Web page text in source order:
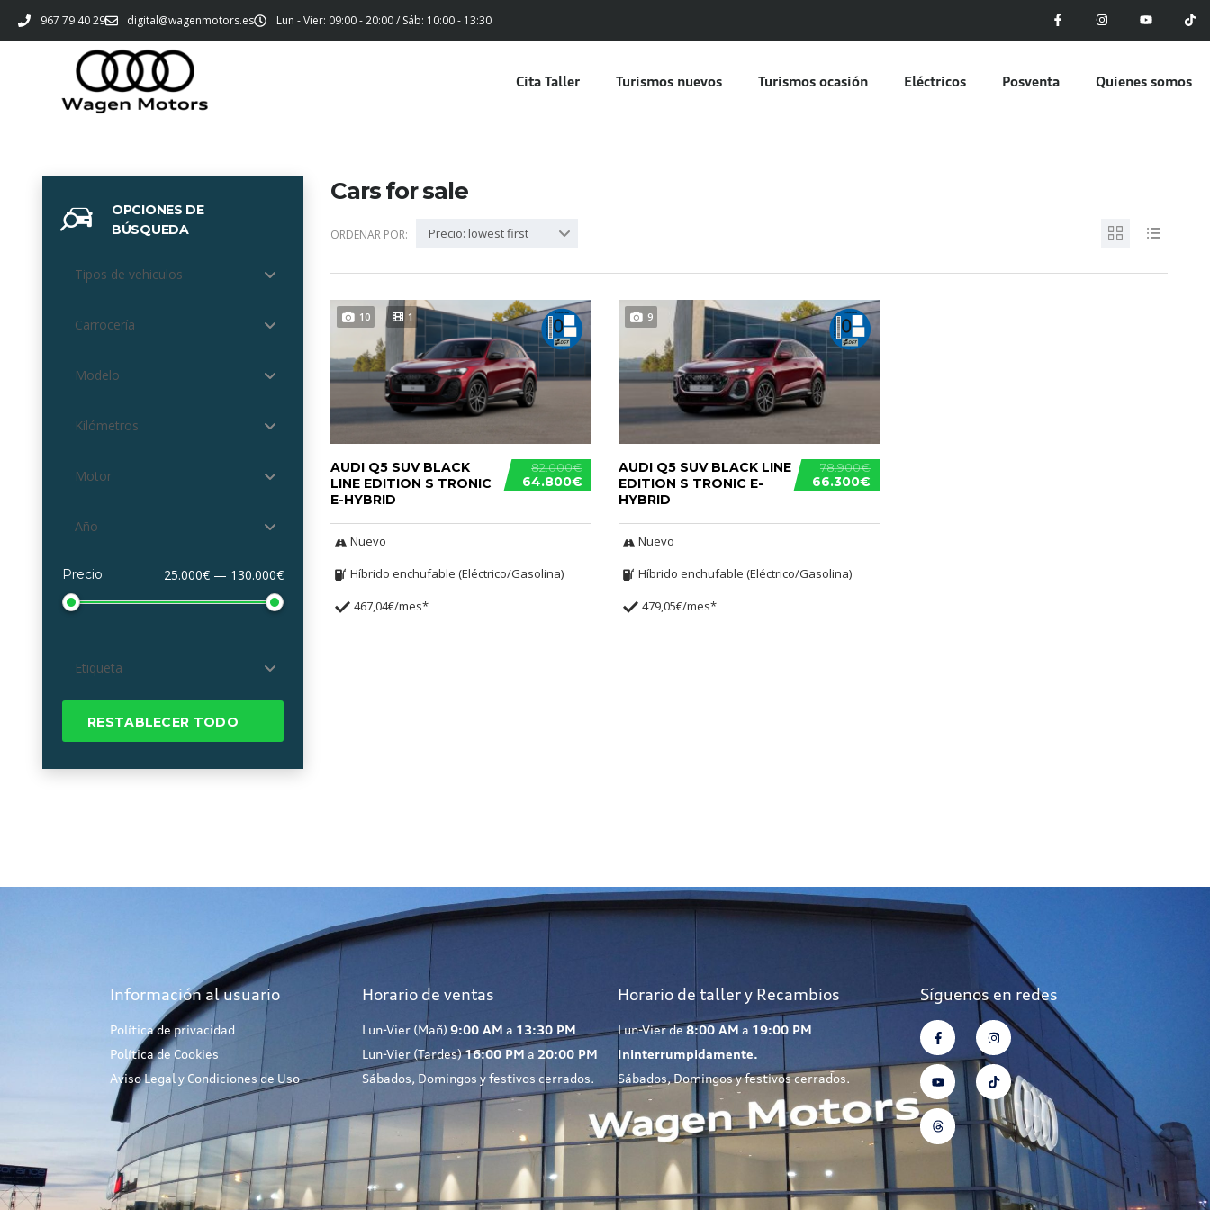
967 79 40 29 digital@wagenmotors.es Lun - Vier: 09:00 - 20:00 / Sáb: 10:00 - 13:30
Cita Taller Turismos nuevos Turismos ocasión Eléctricos Posventa Quienes somos
OPCIONES DE
BÚSQUEDA
Tipos de vehiculos
Carrocería
Modelo
Kilómetros
Motor
Año
Precio 25.000€ — 130.000€
Etiqueta
RESTABLECER TODO
Cars for sale
ORDENAR POR: Precio: lowest first
10 1
82.000€
64.800€
AUDI Q5 SUV BLACK
LINE EDITION S TRONIC
E-HYBRID
Nuevo
Híbrido enchufable (Eléctrico/Gasolina)
467,04€/mes*
9
78.900€
66.300€
AUDI Q5 SUV BLACK LINE
EDITION S TRONIC E-
HYBRID
Nuevo
Híbrido enchufable (Eléctrico/Gasolina)
479,05€/mes*
Información al usuario
Política de privacidad
Política de Cookies
Aviso Legal y Condiciones de Uso
Horario de ventas
Lun-Vier (Mañ) 9:00 AM a 13:30 PM
Lun-Vier (Tardes)16:00 PM a 20:00 PM
Sábados, Domingos y festivos cerrados.
Horario de taller y Recambios
Lun-Vier de8:00 AM a 19:00 PM
Ininterrumpidamente.
Sábados, Domingos y festivos cerrados.
Síguenos en redes